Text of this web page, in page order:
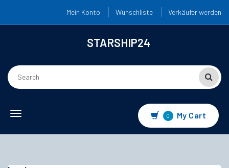
Mein Konto Wunschliste Verkäufer werden
STARSHIP24
Toggle
0 My Cart